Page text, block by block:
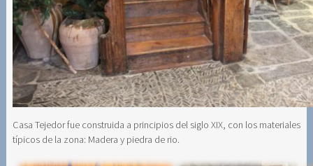
Casa Tejedor fue construida a principios del siglo XIX, con los materiales
típicos de la zona: Madera y piedra de rio.